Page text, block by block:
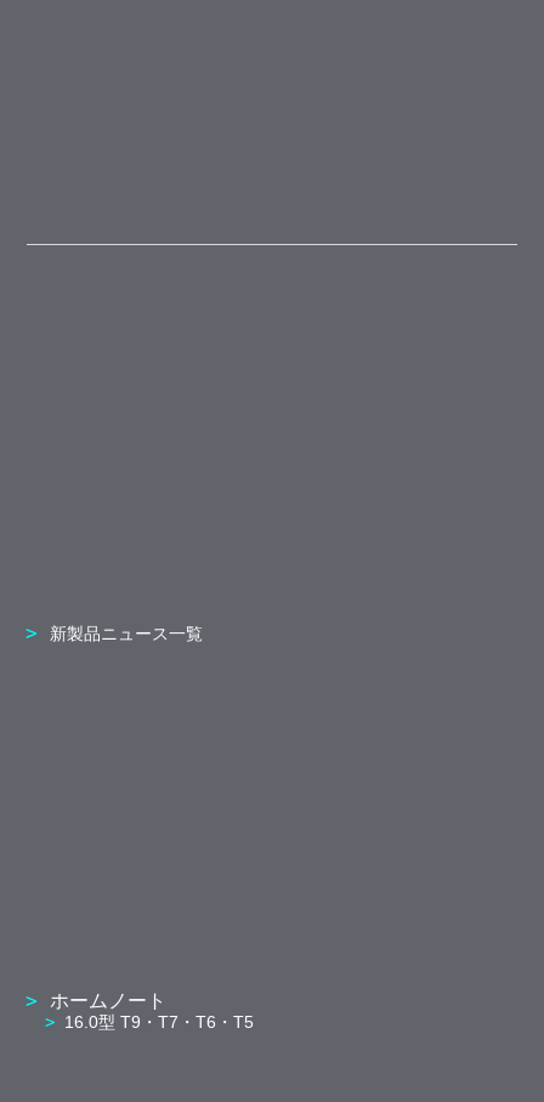
新製品ニュース一覧
ホームノート
16.0型 T9・T7・T6・T5